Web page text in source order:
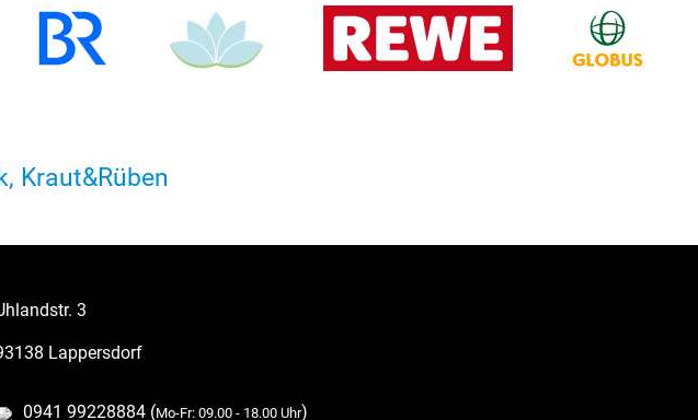
3
Lappersdorf
0941 99228884 (Mo-Fr: 09.00 - 18.00 Uhr)